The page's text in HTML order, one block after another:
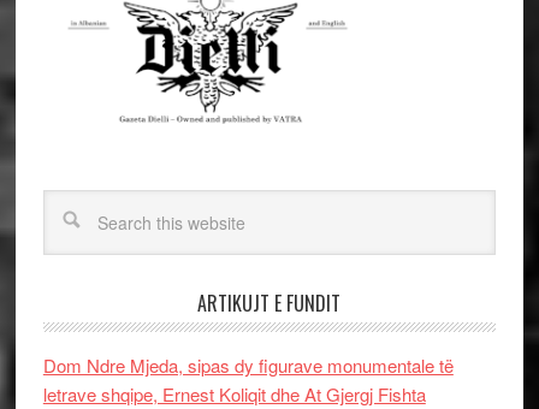
ARTIKUJT E FUNDIT
Dom Ndre Mjeda, sipas dy figurave monumentale të
letrave shqipe, Ernest Koliqit dhe At Gjergj Fishta